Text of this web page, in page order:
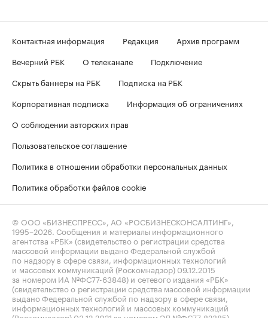
Контактная информация Редакция
Архив программ
Вечерний РБК
О телеканале
Подключение
Скрыть баннеры на РБК
Подписка на РБК
Корпоративная подписка
Информация об ограничениях
О соблюдении авторских прав
Пользовательское соглашение
Политика в отношении обработки персональных данных
Политика обработки файлов cookie
© ООО «БИЗНЕСПРЕСС», АО «РОСБИЗНЕСКОНСАЛТИНГ»,
1995–2026 . Сообщения и материалы информационного
агентства «РБК» (свидетельство о регистрации средства
массовой информации выдано Федеральной службой
по надзору в сфере связи, информационных технологий
и массовых коммуникаций (Роскомнадзор) 09.12.2015
за номером ИА №ФС77-63848) и сетевого издания «РБК»
(свидетельство о регистрации средства массовой информации
выдано Федеральной службой по надзору в сфере связи,
информационных технологий и массовых коммуникаций